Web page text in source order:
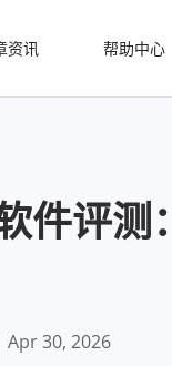
资讯 帮助中心
件评测
Apr 30, 2026